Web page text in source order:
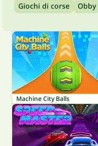
Giochi di corse
Obby
Machine City Balls